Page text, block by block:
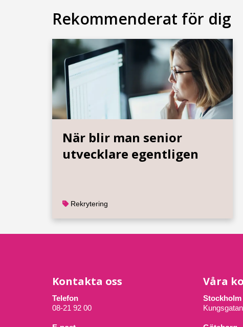
Rekommenderat för dig
När blir man senior
utvecklare egentligen
Rekrytering
Kontakta oss
Telefon
08-21 92 00
Våra